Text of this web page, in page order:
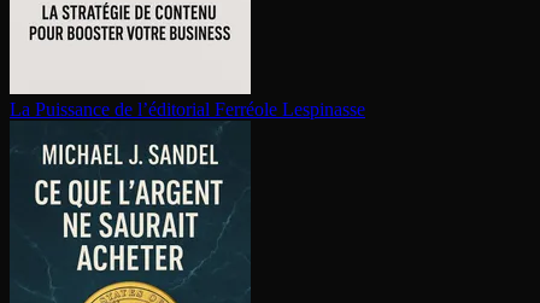
La Puissance de l’éditorial Ferréole Lespinasse